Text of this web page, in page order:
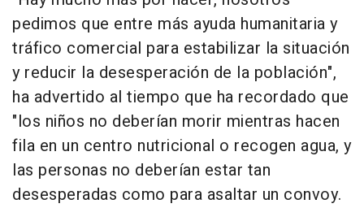
pedimos que entre más ayuda humanitaria y
tráfico comercial para estabilizar la situación
y reducir la desesperación de la población",
ha advertido al tiempo que ha recordado que
"los niños no deberían morir mientras hacen
fila en un centro nutricional o recogen agua, y
las personas no deberían estar tan
desesperadas como para asaltar un convoy.